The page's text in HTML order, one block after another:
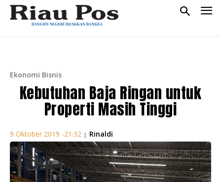
Ekonomi Bisnis
Kebutuhan Baja Ringan untuk
Properti Masih Tinggi
9 Oktober 2019 -21:32 | Rinaldi